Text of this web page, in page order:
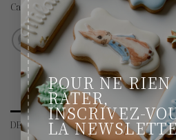
POUR NE RIEN
RATER,
INSCRIVEZ-
LA
Category:Décoration
DESCRIPTION